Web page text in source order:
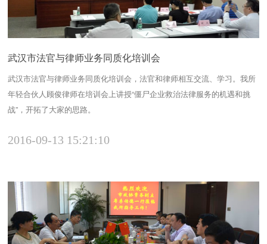
武汉市法官与律师业务同质化培训会
武汉市法官与律师业务同质化培训会，法官和律师相互交流、学习。我所
年轻合伙人顾俊律师在培训会上讲授“僵尸企业救治法律服务的机遇和挑
战”，开拓了大家的思路。
2016-09-13 15:21:10